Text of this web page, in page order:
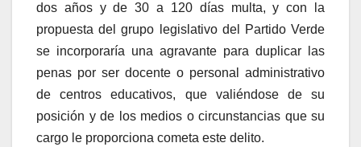
dos años y de 30 a 120 días multa, y con la
propuesta del grupo legislativo del Partido Verde
se incorporaría una agravante para duplicar las
penas por ser docente o personal administrativo
de centros educativos, que valiéndose de su
posición y de los medios o circunstancias que su
cargo le proporciona cometa este delito.